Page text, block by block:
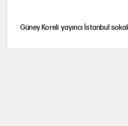
Güney Koreli yayıncı İstanbul